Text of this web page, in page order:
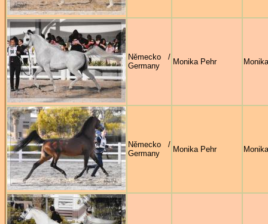
Německo /
Germany
Monika Pehr
Německo /
Germany
Monika Pehr